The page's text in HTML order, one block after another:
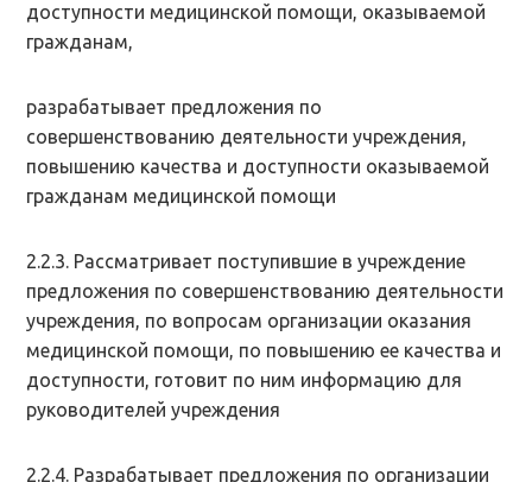
доступности медицинской помощи, оказываемой
гражданам,
разрабатывает предложения по
совершенствованию деятельности учреждения,
повышению качества и доступности оказываемой
гражданам медицинской помощи
2.2.3. Рассматривает поступившие в учреждение
предложения по совершенствованию деятельности
учреждения, по вопросам организации оказания
медицинской помощи, по повышению ее качества и
доступности, готовит по ним информацию для
руководителей учреждения
2.2.4. Разрабатывает предложения по организации